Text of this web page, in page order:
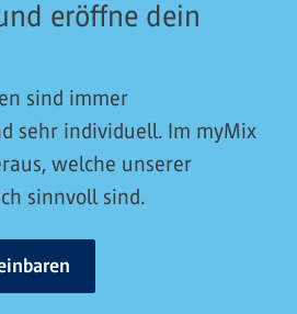
eröffne dein
sind immer
sehr individuell. Im myMix
welche unserer
sinnvoll sind.